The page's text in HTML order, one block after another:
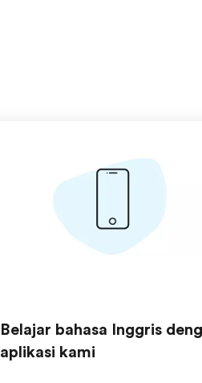
Belajar bahasa Inggris
aplikasi kami